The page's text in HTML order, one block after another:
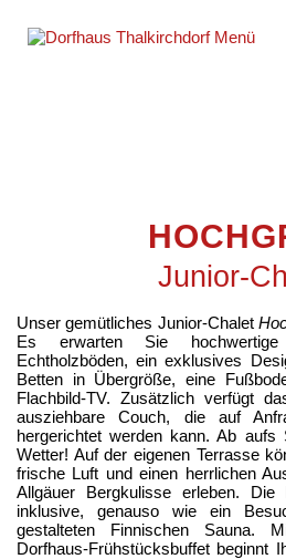
Junior-
Unser gemütliches Junior-Chalet
Es erwarten Sie
Echtholzböden, ein exklusives
Betten in Übergröße, eine
Flachbild-TV. Zusätzlich verfügt
ausziehbare Couch, die auf
hergerichtet werden kann. Ab aufs
Wetter! Auf der eigenen Terrasse
frische Luft und einen herrlichen
Allgäuer Bergkulisse erleben.
inklusive, genauso wie ein
gestalteten Finnischen Sauna.
Dorfhaus-Frühstücksbuffet beginnt